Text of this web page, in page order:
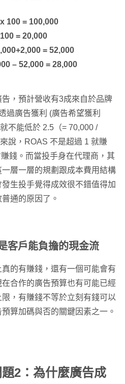
100 = 100,000
= 20,000
= 52,000
– 52,000 = 28,000
，預計營收有3成來自於品牌
過廣告獲利 (廣告希望獲利
不能低於 2.5（= 70,000 /
說，ROAS 不是超過 1 就賺
錢。而當投手身在代理商，其
層一層的規劃跟成本費用結構
生投手覺得成效很不錯值得加
通的原因了。
客戶能負擔的現金流
的有賺錢，還有一個可能會有
合作的廣告預算也有可能已經
，有賺錢不等於立刻有錢可以
算加碼與否的關鍵因素之一。
2：為什麼廣告成